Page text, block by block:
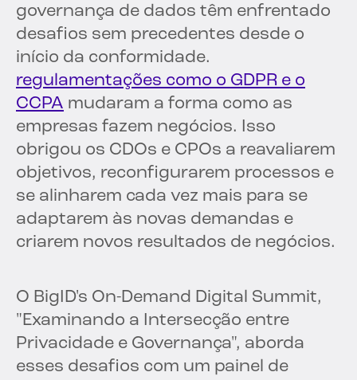
governança de dados têm enfrentado
desafios sem precedentes desde o
início da conformidade.
regulamentações como o GDPR e o
CCPA mudaram a forma como as
empresas fazem negócios. Isso
obrigou os CDOs e CPOs a reavaliarem
objetivos, reconfigurarem processos e
se alinharem cada vez mais para se
adaptarem às novas demandas e
criarem novos resultados de negócios.
O BigID's On-Demand Digital Summit,
"Examinando a Intersecção entre
Privacidade e Governança", aborda
esses desafios com um painel de